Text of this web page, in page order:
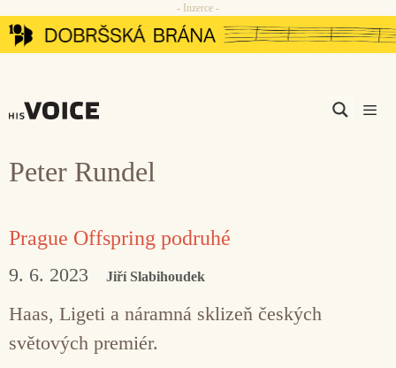
Přeskočit
na
- Inzerce -
Peter Rundel
Prague Offspring podruhé
9. 6. 2023 Jiří Slabihoudek
Haas, Ligeti a náramná sklizeň českých
světových premiér.